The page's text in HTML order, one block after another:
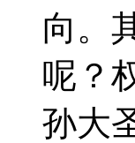
向。
呢？
孙大